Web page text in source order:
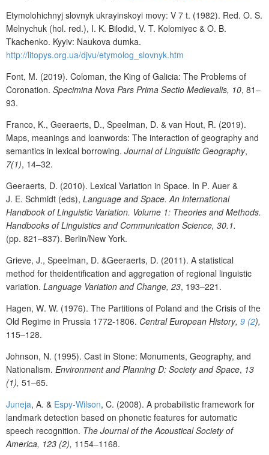
Etymolohichnyj slovnyk ukrayinskoyi movy: V 7 t. (1982). Red. O. S.
Melnychuk (hol. red.), I. K. Bilodid, V. T. Kolomiyec & O. B.
Tkachenko. Kyyiv: Naukova dumka.
http://litopys.org.ua/djvu/etymolog_slovnyk.htm
Font, M. (2019). Coloman, the King of Galicia: The Problems of
Coronation. Specimina Nova Pars Prima Sectio Medievalis, 10, 81–
93.
Franco, K., Geeraerts, D., Speelman, D. & van Hout, R. (2019).
Maps, meanings and loanwords: The interaction of geography and
semantics in lexical borrowing. Journal of Linguistic Geography,
7(1), 14–32.
Geeraerts, D. (2010). Lexical Variation in Space. In P. Auer &
J. E. Schmidt (eds), Language and Space. An International
Handbook of Linguistic Variation. Volume 1: Theories and Methods.
Handbooks of Linguistics and Communication Science, 30.1.
(pp. 821–837). Berlin/New York.
Grieve, J., Speelman, D. &Geeraerts, D. (2011). A statistical
method for theidentification and aggregation of regional linguistic
variation. Language Variation and Change, 23, 193–221.
Hagen, W. W. (1976). The Partitions of Poland and the Crisis of the
Old Regime in Prussia 1772-1806. Central European History, 9 (2),
115–128.
Johnson, N. (1995). Cast in Stone: Monuments, Geography, and
Nationalism. Environment and Planning D: Society and Space, 13
(1), 51–65.
Juneja, A. & Espy-Wilson, C. (2008). A probabilistic framework for
landmark detection based on phonetic features for automatic
speech recognition. The Journal of the Acoustical Society of
America, 123 (2), 1154–1168.